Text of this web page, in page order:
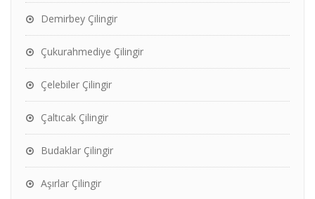
Demirbey Çilingir
Çukurahmediye Çilingir
Çelebiler Çilingir
Çaltıcak Çilingir
Budaklar Çilingir
Aşırlar Çilingir